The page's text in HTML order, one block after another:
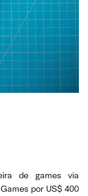
de games via
por US$ 400